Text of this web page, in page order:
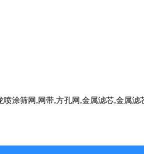
涂筛网,网带,方孔网,金属滤芯,金属滤